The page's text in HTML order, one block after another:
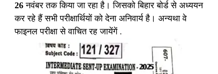
26 नवंबर तक किया जा रहा है। जिसको बिहार बोर्ड से अध्ययन
कर रहे हैं सभी परीक्षार्थियों को देना अनिवार्य है। अन्यथा वे
फाइनल परीक्षा से वाचित रह जायेंगें .